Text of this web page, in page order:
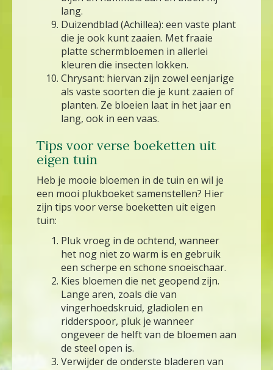
lang.
Duizendblad (Achillea): een vaste plant
die je ook kunt zaaien. Met fraaie
platte schermbloemen in allerlei
kleuren die insecten lokken.
Chrysant: hiervan zijn zowel eenjarige
als vaste soorten die je kunt zaaien of
planten. Ze bloeien laat in het jaar en
lang, ook in een vaas.
Tips voor verse boeketten uit
eigen tuin
Heb je mooie bloemen in de tuin en wil je
een mooi plukboeket samenstellen? Hier
zijn tips voor verse boeketten uit eigen
tuin:
Pluk vroeg in de ochtend, wanneer
het nog niet zo warm is en gebruik
een scherpe en schone snoeischaar.
Kies bloemen die net geopend zijn.
Lange aren, zoals die van
vingerhoedskruid, gladiolen en
ridderspoor, pluk je wanneer
ongeveer de helft van de bloemen aan
de steel open is.
Verwijder de onderste bladeren van